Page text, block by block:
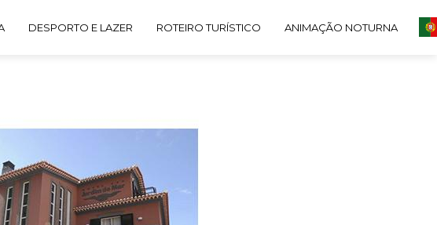
DESPORTO E LAZER ROTEIRO TURÍSTICO ANIMAÇÃO NOTURNA